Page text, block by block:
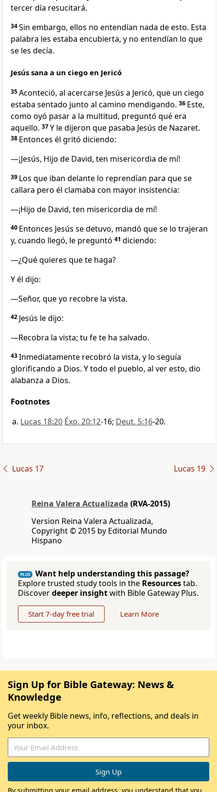
tercer día resucitará.
34Sin embargo, ellos no entendían nada de esto. Esta
palabra les estaba encubierta, y no entendían lo que
se les decía.
Jesús sana a un ciego en Jericó
35Aconteció, al acercarse Jesús a Jericó, que un ciego
estaba sentado junto al camino mendigando. 36 Este,
como oyó pasar a la multitud, preguntó qué era
aquello. 37Y le dijeron que pasaba Jesús de Nazaret.
38 Entonces él gritó diciendo:
—¡Jesús, Hijo de David, ten misericordia de mí!
39 Los que iban delante lo reprendían para que se
callara pero él clamaba con mayor insistencia:
—¡Hijo de David, ten misericordia de mí!
40 Entonces Jesús se detuvo, mandó que se lo trajeran
y, cuando llegó, le preguntó 41 diciendo:
—¿Qué quieres que te haga?
Y él dijo:
—Señor, que yo recobre la vista.
42 Jesús le dijo:
—Recobra la vista; tu fe te ha salvado.
43Inmediatamente recobró la vista, y lo seguía
glorificando a Dios. Y todo el pueblo, al ver esto, dio
alabanza a Dios.
Footnotes
Lucas 18:20 Éxo. 20:12-16; Deut. 5:16-20.
Lucas 17 Lucas 19
Reina Valera Actualizada (RVA-2015)
Version Reina Valera Actualizada,
Copyright © 2015 by Editorial Mundo
Hispano
PLUS
Want help understanding this passage?
Explore trusted study tools in the Resourcestab.
Discoverdeeper insightwith Bible Gateway Plus.
Start 7-day free trial Learn More
Sign Up for Bible Gateway: News &
Knowledge
Get weekly Bible news, info, reflections, and deals in
your inbox.